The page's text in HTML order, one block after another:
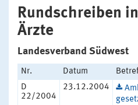
Rundschreiben
Ärzte
Landesverband Südwest
Nr. Datum
D
22/2004
23.12.2004